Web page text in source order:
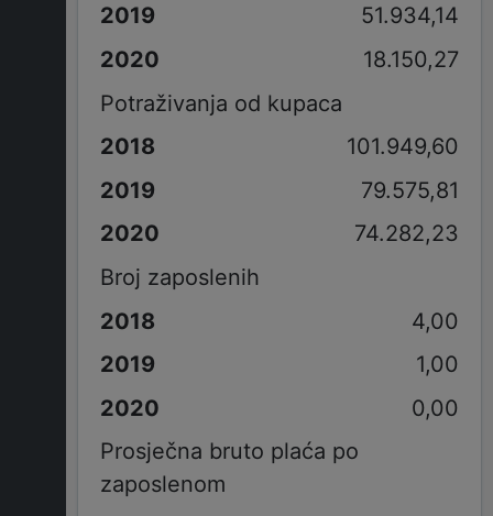
51.934,14
18.150,27
Potraživanja od kupaca
101.949,60
79.575,81
74.282,23
Broj zaposlenih
4,00
1,00
0,00
Prosječna bruto plaća po
zaposlenom